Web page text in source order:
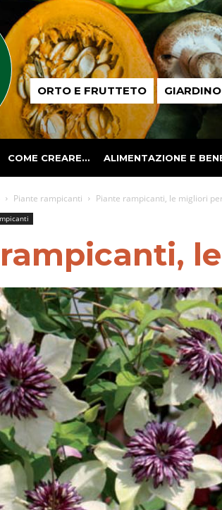
Passione
in ORTO E FRUTTETO
COME CREARE… ALIMENTAZIONE E
Piante rampicanti Piante rampicanti, le migliori